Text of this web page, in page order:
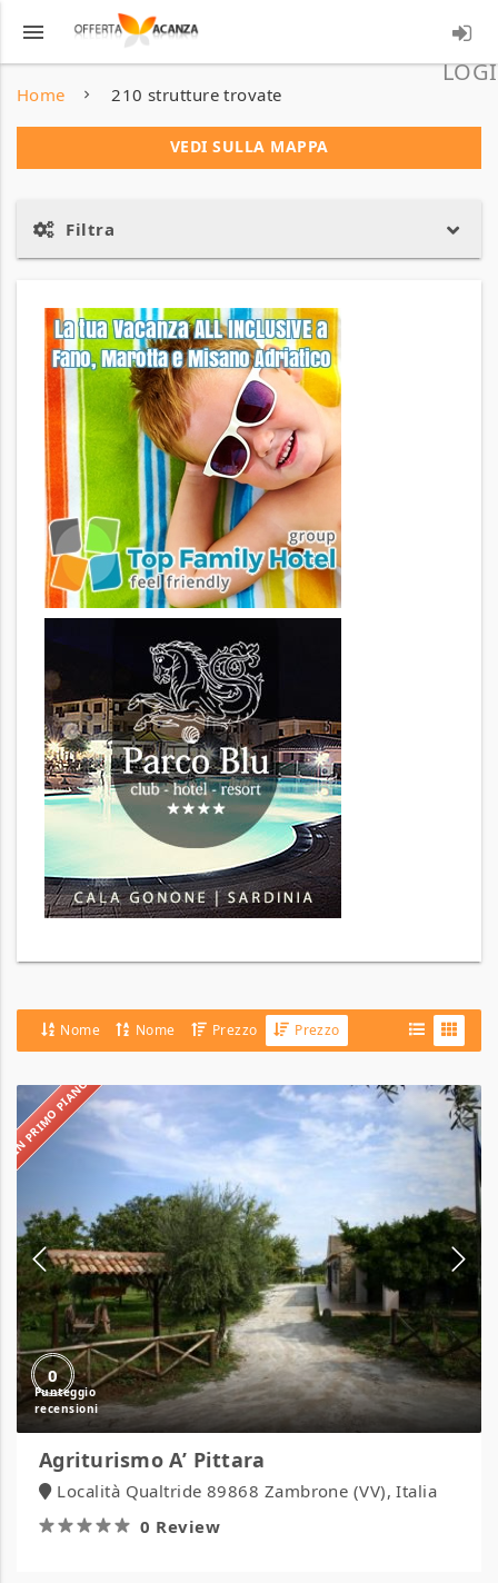
menu
Home 210 strutture trovate
VEDI SULLA MAPPA
Filtra
Nome Nome Prezzo Prezzo
IN PRIMO PIANO
0
A’
Agriturismo A’ Pittara
Località Qualtride 89868 Zambrone (VV), Italia
0 Review